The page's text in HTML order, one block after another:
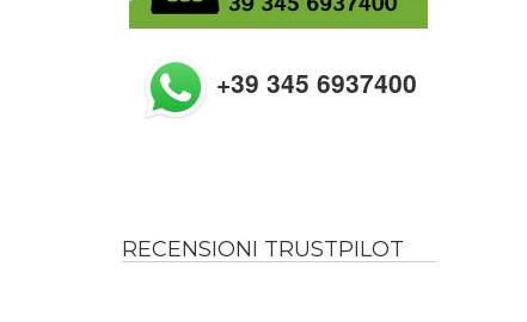
+39 345 6937400
RECENSIONI TRUSTPILOT